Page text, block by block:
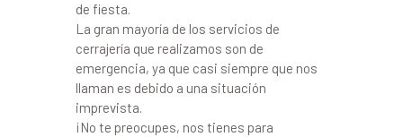
de fiesta.
La gran mayoría de los servicios de
cerrajería que realizamos son de
emergencia, ya que casi siempre que nos
llaman es debido a una situación
imprevista.
¡No te preocupes, nos tienes para